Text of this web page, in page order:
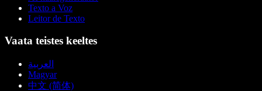
Texto a Voz
Leitor de Texto
Vaata teistes keeltes
العربية
Magyar
中文 (简体)